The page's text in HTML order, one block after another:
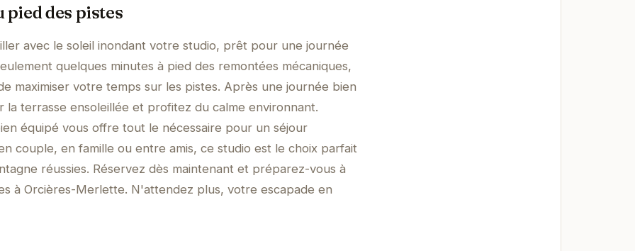
pied des pistes
avec le soleil inondant votre studio, prêt pour une journée
quelques minutes à pied des remontées mécaniques,
maximiser votre temps sur les pistes. Après une journée bien
la terrasse ensoleillée et profitez du calme environnant.
équipé vous offre tout le nécessaire pour un séjour
couple, en famille ou entre amis, ce studio est le choix parfait
réussies. Réservez dès maintenant et préparez-vous à
à Orcières-Merlette. N'attendez plus, votre escapade en